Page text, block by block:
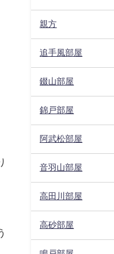
親方
追手風部屋
錣山部屋
錦戸部屋
阿武松部屋
音羽山部屋
高田川部屋
高砂部屋